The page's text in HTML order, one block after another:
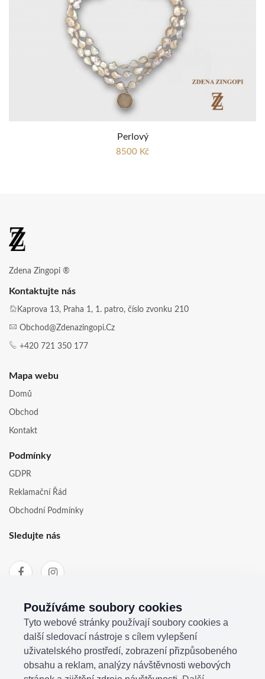
Perlový
8500 Kč
Zdena Zingopi ®
Kontaktujte nás
Kaprova 13, Praha 1, 1. patro, číslo zvonku 210
Obchod@zdenazingopi.cz
+420 721 350 177
Mapa webu
Domů
Obchod
Kontakt
Podmínky
GDPR
Reklamační Řád
Obchodní Podmínky
Sledujte nás
Používáme soubory cookies
Tyto webové stránky používají soubory cookies a
další sledovací nástroje s cílem vylepšení
uživatelského prostředí, zobrazení přizpůsobeného
obsahu a reklam, analýzy návštěvnosti webových